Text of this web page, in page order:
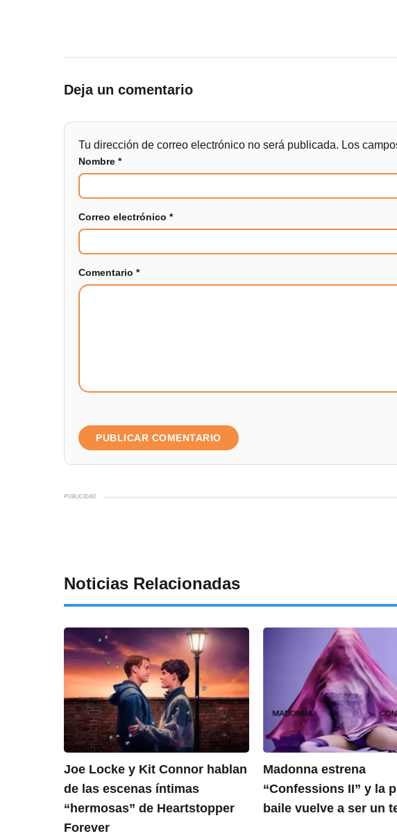
Deja un comentario
Tu dirección de correo electrónico no será publicada. Los
Nombre *
Correo electrónico *
Comentario *
PUBLICIDAD
Noticias Relacionadas
Joe Locke y Kit Connor hablan
de las escenas íntimas
“hermosas” de Heartstopper
Forever
Madonna estrena
“Confessions II” y la
baile vuelve a ser un